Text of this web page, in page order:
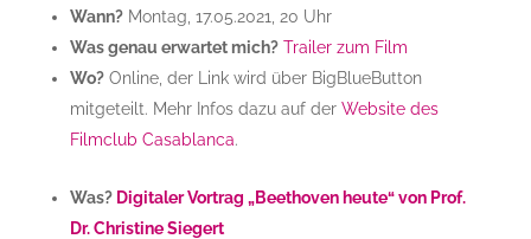
Wann?Montag, 17.05.2021, 20 Uhr
Was genau erwartet mich? Trailer zum Film
Wo?Online, der Link wird über BigBlueButton
mitgeteilt. Mehr Infos dazu auf der Website des
Filmclub Casablanca.
Was? Digitaler Vortrag „Beethoven heute“von Prof.
Dr. Christine Siegert